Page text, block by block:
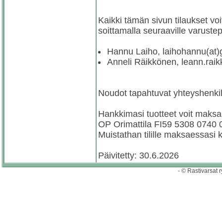
Kaikki tämän sivun tilaukset
soittamalla seuraaville
Hannu Laiho,
Anneli Räikkönen,
Noudot tapahtuvat
Hankkimasi tuotteet voit
OP Orimattila FI59 5308 0740
Muistathan tilille maksaessasi
Päivitetty: 30.6.2026
- © Rastivarsat